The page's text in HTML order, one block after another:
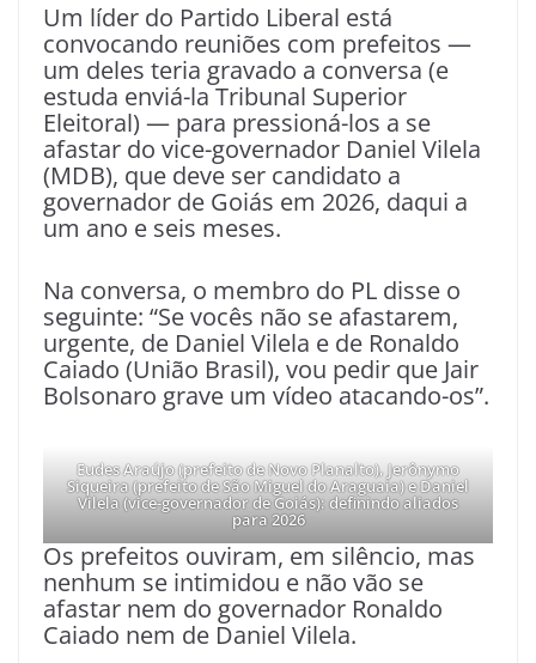
Um líder do Partido Liberal está
convocando reuniões com prefeitos —
um deles teria gravado a conversa (e
estuda enviá-la Tribunal Superior
Eleitoral) — para pressioná-los a se
afastar do vice-governador Daniel Vilela
(MDB), que deve ser candidato a
governador de Goiás em 2026, daqui a
um ano e seis meses.
Na conversa, o membro do PL disse o
seguinte: “Se vocês não se afastarem,
urgente, de Daniel Vilela e de Ronaldo
Caiado (União Brasil), vou pedir que Jair
Bolsonaro grave um vídeo atacando-os”.
Eudes Araújo (prefeito de Novo Planalto), Jerônymo
Siqueira (prefeito de São Miguel do Araguaia) e Daniel
Vilela (vice-governador de Goiás): definindo aliados
para 2026
Os prefeitos ouviram, em silêncio, mas
nenhum se intimidou e não vão se
afastar nem do governador Ronaldo
Caiado nem de Daniel Vilela.